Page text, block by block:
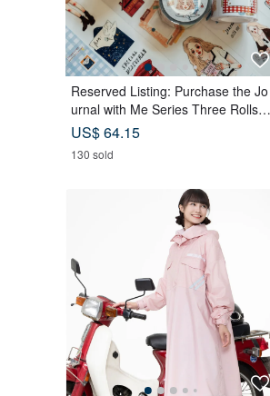
Reserved Listing: Purchase the Jo
urnal with Me Series Three Rolls o
f PET Tape and receive a complim
entary memo sticker roll.
US$ 64.15
130 sold